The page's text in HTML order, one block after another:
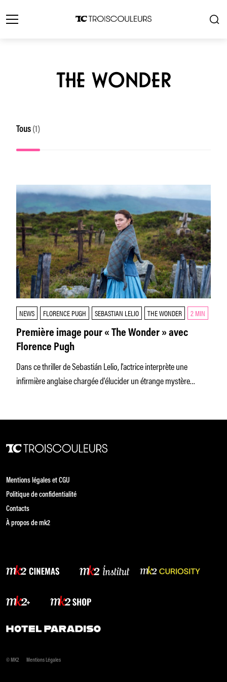
THE WONDER
Tous (1)
NEWS FLORENCE PUGH SEBASTIAN LELIO THE WONDER 2 MIN
Première image pour « The Wonder » avec
Florence Pugh
Dans ce thriller de Sebastián Lelio, l'actrice interprète une
infirmière anglaise chargée d'élucider un étrange mystère
Mentions légales et CGU
Politique de confidentialité
Contacts
À propos de mk2
© MK2 Mentions Légales